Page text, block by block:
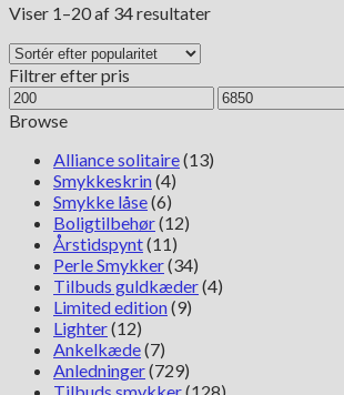
Viser 1–20 af 34 resultaterSorteret
Filtrer efter pris
Mindste
pris
Højeste
pris
Browse
Alliance solitaire(13)
Smykkeskrin(4)
Smykke låse(6)
Boligtilbehør(12)
Årstidspynt(11)
Perle Smykker(34)
Tilbuds guldkæder(4)
Limited edition(9)
Lighter(12)
Ankelkæde(7)
Anledninger(729)